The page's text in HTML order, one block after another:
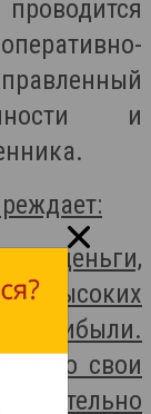
и
деньги,
высоких
прибыли.
либо свои